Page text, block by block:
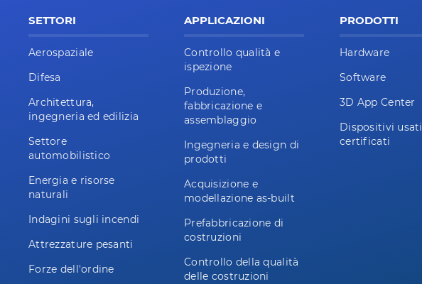
SETTORI
Aerospaziale
Difesa
Architettura,
ingegneria ed edilizia
Settore
automobilistico
Energia e risorse
naturali
Indagini sugli incendi
Attrezzature pesanti
Forze dell'ordine
APPLICAZIONI
Controllo qualità e
ispezione
Produzione,
fabbricazione e
assemblaggio
Ingegneria e design di
prodotti
Acquisizione e
modellazione as-built
Prefabbricazione di
costruzioni
Controllo della qualità
delle costruzioni
PRODOTTI
Hardware
Software
3D App Center
Dispositivi usati
certificati